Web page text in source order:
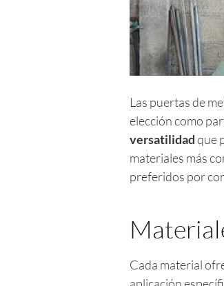
Las puertas de
elección como
versatilidadque
materiales más
preferidos por
Cada material